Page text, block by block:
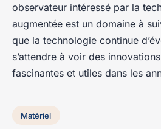
observateur intéressé par la
augmentée est un domaine à
que la technologie continue
s’attendre à voir des
fascinantes et utiles dans les
Matériel